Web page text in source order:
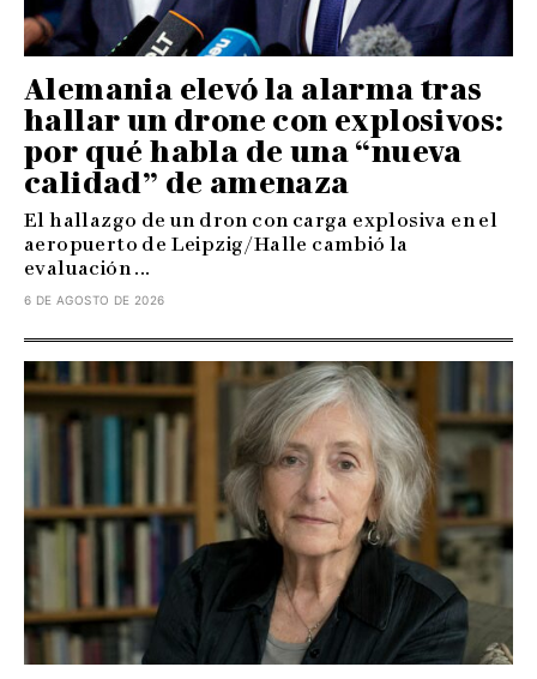
Alemania elevó la alarma tras
hallar un drone con explosivos:
por qué habla de una “nueva
calidad” de amenaza
El hallazgo de un dron con carga explosiva en el
aeropuerto de Leipzig/Halle cambió la
evaluación ...
6 DE AGOSTO DE 2026